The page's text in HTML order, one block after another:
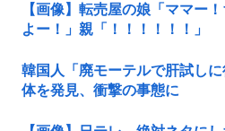
【画像】転売屋の娘「ママー
よー！」親「！！！！！！」
韓国人「廃モーテルで肝試し
体を発見、衝撃の事態に